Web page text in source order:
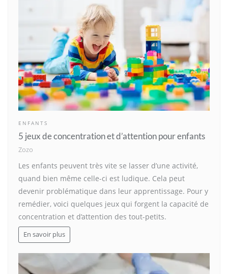
ENFANTS
5 jeux de concentration et d’attention pour enfants
Zozo
Les enfants peuvent très vite se lasser d’une activité,
quand bien même celle-ci est ludique. Cela peut
devenir problématique dans leur apprentissage. Pour y
remédier, voici quelques jeux qui forgent la capacité de
concentration et d’attention des tout-petits.
En savoir plus